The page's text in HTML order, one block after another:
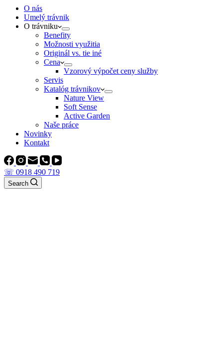
O nás
Umelý trávnik
O trávniku
Benefity
Možnosti využitia
Originál vs. tie iné
Cena
Vzorový výpočet ceny služby
Servis
Katalóg trávnikov
Nature View
Soft Sense
Active Garden
Naše práce
Novinky
Kontakt
☏ 0918 490 719
Search